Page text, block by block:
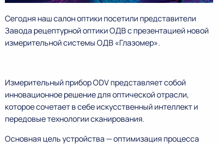
Сегодня наш салон оптики посетили представители
Завода рецептурной оптики ОДВ с презентацией новой
измерительной системы ОДВ «Глазомер».
Измерительный прибор ODV представляет собой
инновационное решение для оптической отрасли,
которое сочетает в себе искусственный интеллект и
передовые технологии сканирования.
Основная цель устройства — оптимизация процесса